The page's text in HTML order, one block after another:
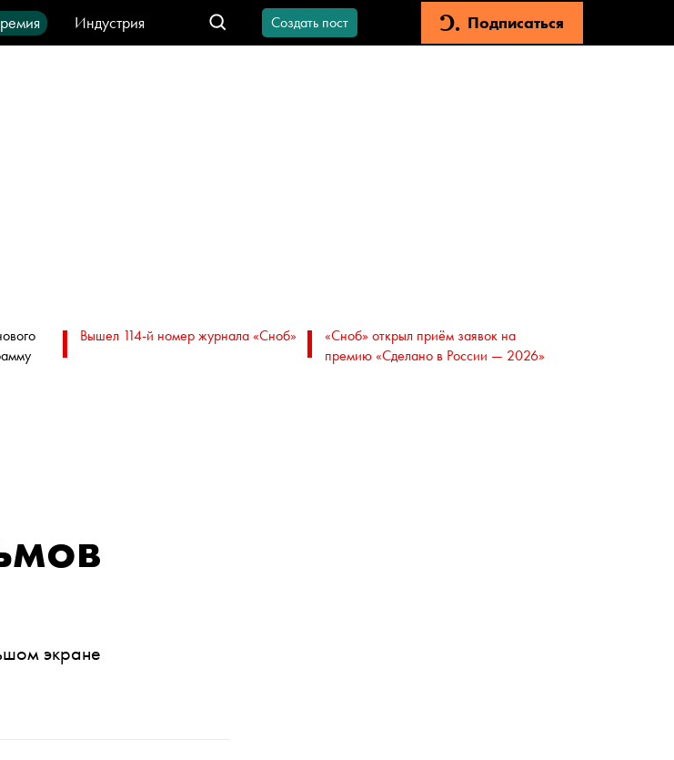
Индустрия
Создать пост Подписаться
Вышел 114-й номер журнала «Сноб»
«Сноб» открыл приём заявок на
премию «Сделано в России — 2026»
экране